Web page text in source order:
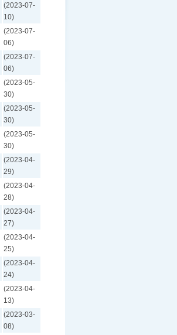
(2023-07-
10)
(2023-07-
06)
(2023-07-
06)
(2023-05-
30)
(2023-05-
30)
(2023-05-
30)
(2023-04-
29)
(2023-04-
28)
(2023-04-
27)
(2023-04-
25)
(2023-04-
24)
(2023-04-
13)
(2023-03-
08)